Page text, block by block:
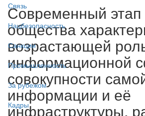
Связь
Нацбезопасность
Санкции
Промышленность
За рубежом
Кадры
Современный этап
общества
возрастающей
информационной
совокупности
информации и её
инфраструктуры,